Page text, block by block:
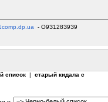
- О9З128З9З9
список | старый кидала с